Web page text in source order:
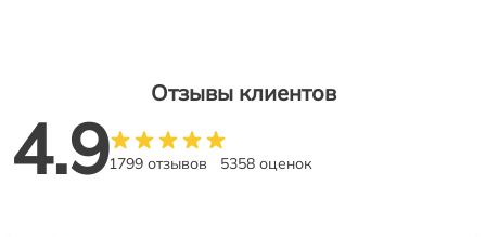
Отзывы клиентов
4.91799 отзывов 5358 оценок